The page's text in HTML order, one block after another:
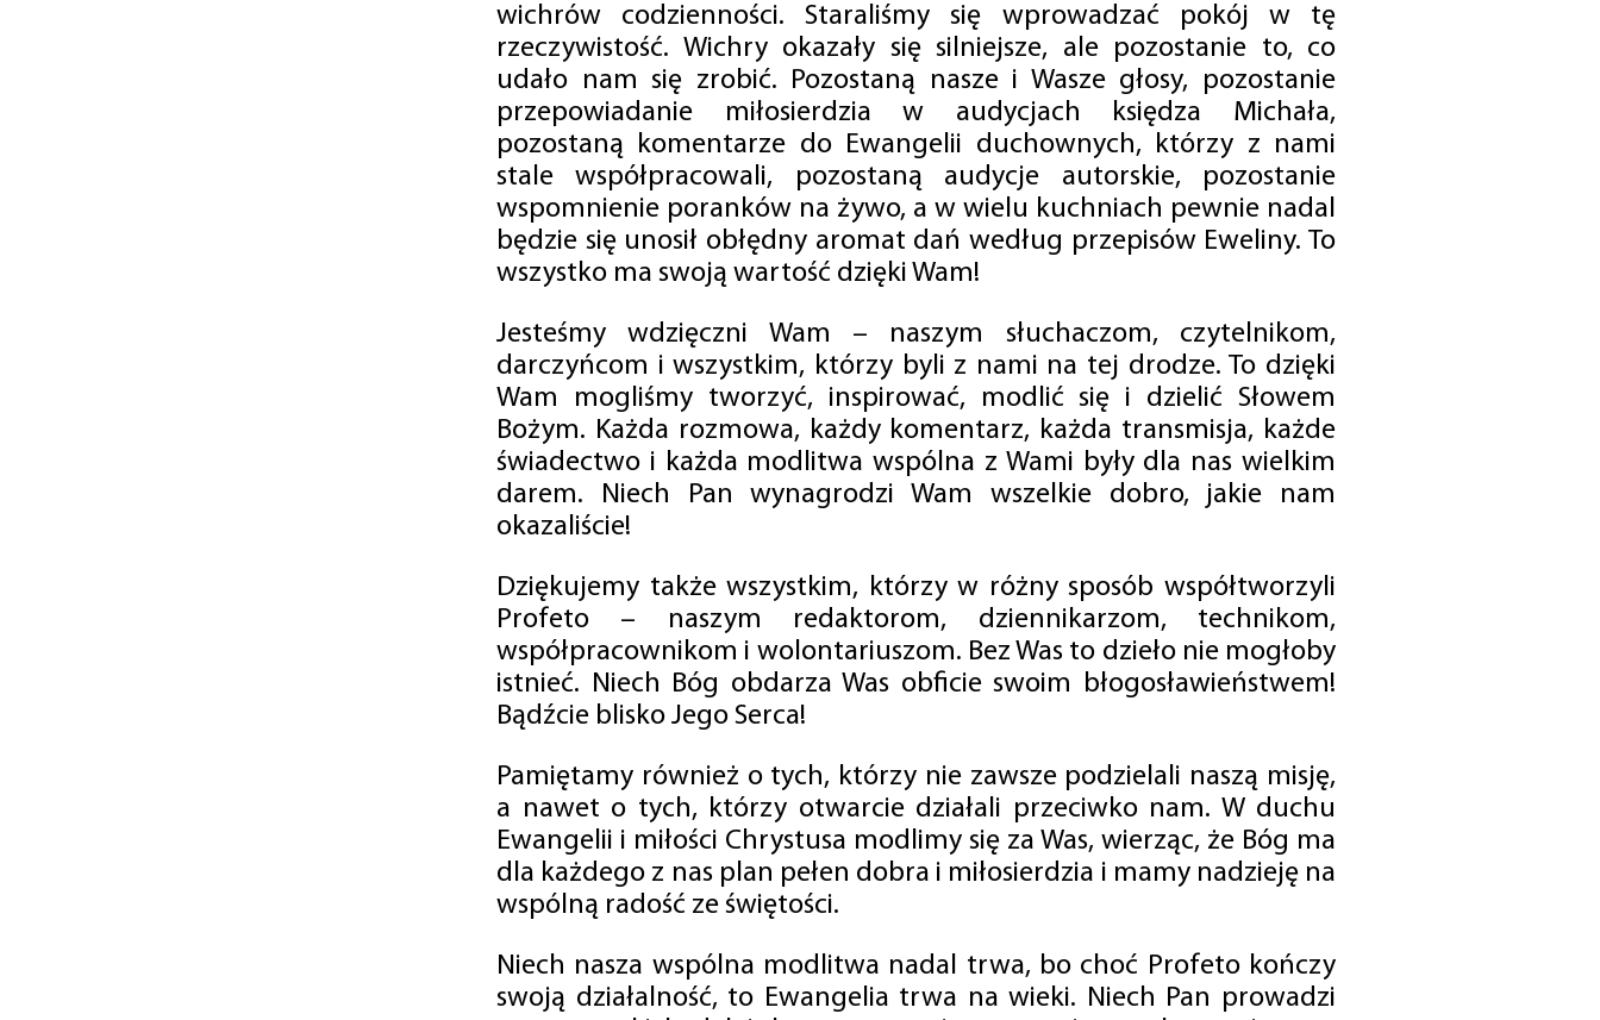
wichrów codzienności. Staraliśmy się wprowadzać pokój w tę
rzeczywistość. Wichry okazały się silniejsze, ale pozostanie to, co
udało nam się zrobić. Pozostaną nasze i Wasze głosy, pozostanie
przepowiadanie miłosierdzia w audycjach księdza Michała,
pozostaną komentarze do Ewangelii duchownych, którzy z nami
stale współpracowali, pozostaną audycje autorskie, pozostanie
wspomnienie poranków na żywo, a w wielu kuchniach pewnie nadal
będzie się unosił obłędny aromat dań według przepisów Eweliny. To
wszystko ma swoją wartość dzięki Wam!
Jesteśmy wdzięczni Wam – naszym słuchaczom, czytelnikom,
darczyńcom i wszystkim, którzy byli z nami na tej drodze. To dzięki
Wam mogliśmy tworzyć, inspirować, modlić się i dzielić Słowem
Bożym. Każda rozmowa, każdy komentarz, każda transmisja, każde
świadectwo i każda modlitwa wspólna z Wami były dla nas wielkim
darem. Niech Pan wynagrodzi Wam wszelkie dobro, jakie nam
okazaliście!
Dziękujemy także wszystkim, którzy w różny sposób współtworzyli
Profeto – naszym redaktorom, dziennikarzom, technikom,
współpracownikom i wolontariuszom. Bez Was to dzieło nie mogłoby
istnieć. Niech Bóg obdarza Was obficie swoim błogosławieństwem!
Bądźcie blisko Jego Serca!
Pamiętamy również o tych, którzy nie zawsze podzielali naszą misję,
a nawet o tych, którzy otwarcie działali przeciwko nam. W duchu
Ewangelii i miłości Chrystusa modlimy się za Was, wierząc, że Bóg ma
dla każdego z nas plan pełen dobra i miłosierdzia i mamy nadzieję na
wspólną radość ze świętości.
Niech nasza wspólna modlitwa nadal trwa, bo choć Profeto kończy
swoją działalność, to Ewangelia trwa na wieki. Niech Pan prowadzi